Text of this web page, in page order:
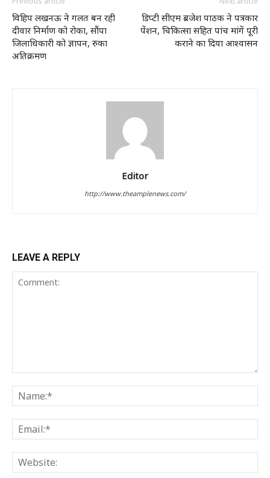
विहिप लखनऊ ने गलत बन रही
दीवार निर्माण को रोका, सौंपा
जिलाधिकारी को ज्ञापन, रुका
अतिक्रमण
डिप्टी सीएम ब्रजेश पाठक ने पत्रकार
पेंशन, चिकित्सा सहित पांच मांगें पूरी
कराने का दिया आश्वासन
Editor
http://www.theamplenews.com/
LEAVE A REPLY